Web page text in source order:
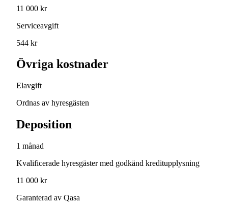
11 000 kr
Serviceavgift
544 kr
Övriga kostnader
Elavgift
Ordnas av hyresgästen
Deposition
1 månad
Kvalificerade hyresgäster med godkänd kreditupplysning
11 000 kr
Garanterad av Qasa